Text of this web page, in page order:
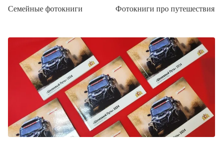
Семейные фотокниги Фотокниги про путешествия